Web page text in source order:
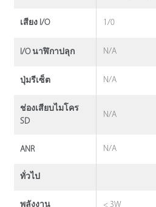
เสียง I/O 1/0
I/O นาฬิกาปลุก N/A
ปุ่มรีเซ็ต N/A
ช่องเสียบไมโคร
SD
N/A
ANR N/A
ทั่วไป
พลังงาน < 3W